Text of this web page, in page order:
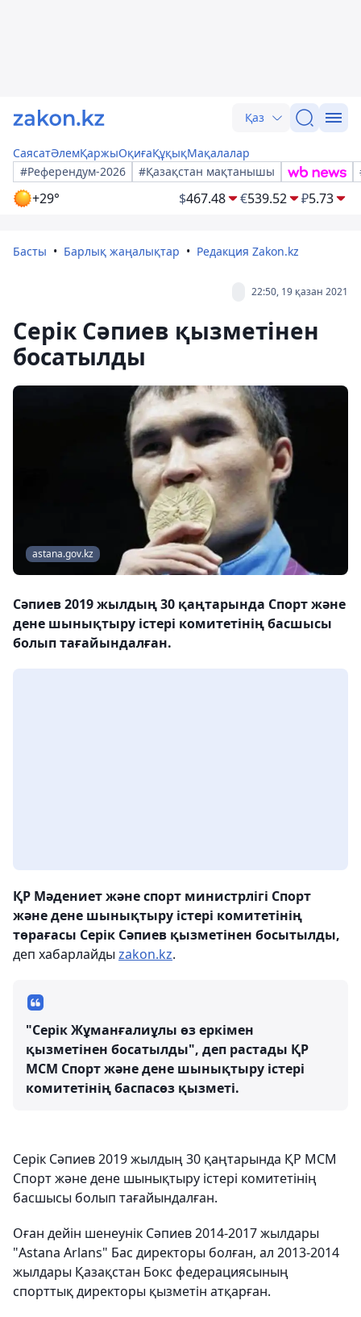
Қаз
СаясатӘлемҚаржыОқиғаҚұқықМақалалар
#Референдум-2026
#Қазақстан мақтанышы
+29° $467.48 €539.52 ₽5.73
Басты Барлық жаңалықтар Редакция Zakon.kz
22:50, 19 қазан 2021
Серік Сәпиев қызметінен
босатылды
astana.gov.kz
Сәпиев 2019 жылдың 30 қаңтарында Спорт және
дене шынықтыру істері комитетінің басшысы
болып тағайындалған.
ҚР Мәдениет және спорт министрлігі Спорт
және дене шынықтыру істері комитетінің
төрағасы Серік Сәпиев қызметінен босытылды,
деп хабарлайды zakon.kz.
"Серік Жұманғалиұлы өз еркімен
қызметінен босатылды", деп растады ҚР
МСМ Спорт және дене шынықтыру істері
комитетінің баспасөз қызметі.
Серік Сәпиев 2019 жылдың 30 қаңтарында ҚР МСМ
Спорт және дене шынықтыру істері комитетінің
басшысы болып тағайындалған.
Оған дейін шенеунік Сәпиев 2014-2017 жылдары
"Astana Arlans" Бас директоры болған, ал 2013-2014
жылдары Қазақстан Бокс федерациясының
спорттық директоры қызметін атқарған.